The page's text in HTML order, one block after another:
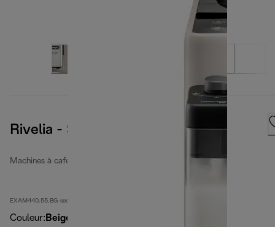
Rivelia - Sand Beige
Machines à café entièrement automatiques rénovées
EXAM440.55.BG-second
Couleur: Beige